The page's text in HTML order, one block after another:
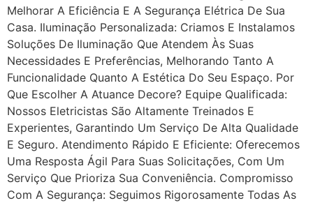
Melhorar A Eficiência E A Segurança Elétrica De Sua
Casa. Iluminação Personalizada: Criamos E Instalamos
Soluções De Iluminação Que Atendem Às Suas
Necessidades E Preferências, Melhorando Tanto A
Funcionalidade Quanto A Estética Do Seu Espaço. Por
Que Escolher A Atuance Decore? Equipe Qualificada:
Nossos Eletricistas São Altamente Treinados E
Experientes, Garantindo Um Serviço De Alta Qualidade
E Seguro. Atendimento Rápido E Eficiente: Oferecemos
Uma Resposta Ágil Para Suas Solicitações, Com Um
Serviço Que Prioriza Sua Conveniência. Compromisso
Com A Segurança: Seguimos Rigorosamente Todas As